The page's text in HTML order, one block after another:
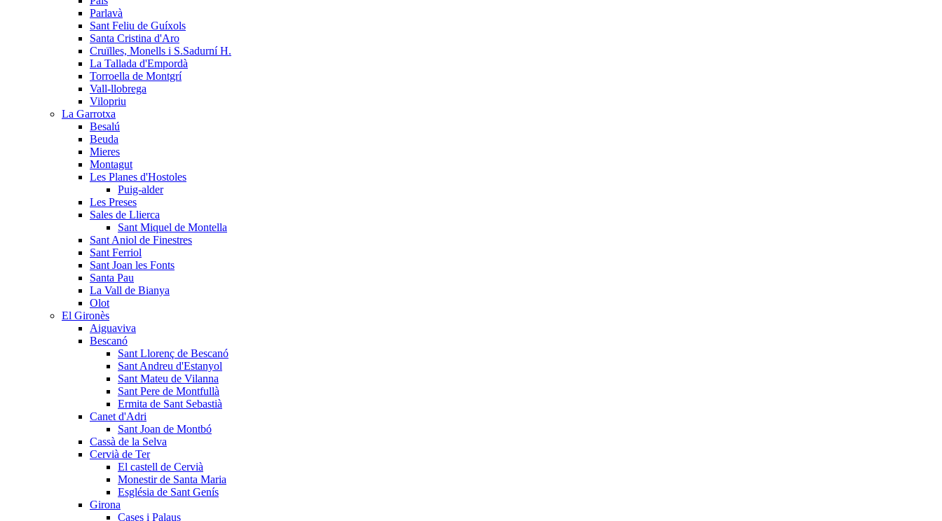
Parlavà
Sant Feliu de Guíxols
Santa Cristina d'Aro
Cruïlles, Monells i S.Sadurní H.
La Tallada d'Empordà
Torroella de Montgrí
Vall-llobrega
Vilopriu
La Garrotxa
Besalú
Beuda
Mieres
Montagut
Les Planes d'Hostoles
Puig-alder
Les Preses
Sales de Llierca
Sant Miquel de Montella
Sant Aniol de Finestres
Sant Ferriol
Sant Joan les Fonts
Santa Pau
La Vall de Bianya
Olot
El Gironès
Aiguaviva
Bescanó
Sant Llorenç de Bescanó
Sant Andreu d'Estanyol
Sant Mateu de Vilanna
Sant Pere de Montfullà
Ermita de Sant Sebastià
Canet d'Adri
Sant Joan de Montbó
Cassà de la Selva
Cervià de Ter
El castell de Cervià
Monestir de Santa Maria
Església de Sant Genís
Girona
Cases i Palaus